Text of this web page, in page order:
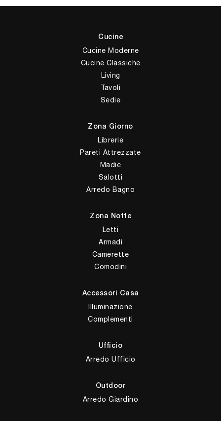
Cucine
Cucine Moderne
Cucine Classiche
Living
Tavoli
Sedie
Zona Giorno
Librerie
Pareti Attrezzate
Madie
Salotti
Arredo Bagno
Zona Notte
Letti
Armadi
Camerette
Comodini
Accessori Casa
Illuminazione
Complementi
Ufficio
Arredo Ufficio
Outdoor
Arredo Giardino